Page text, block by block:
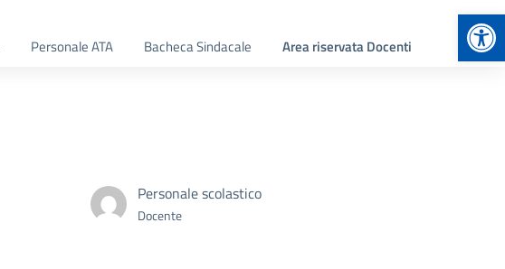
Personale ATA Bacheca Sindacale Area riservata Docenti
Personale scolastico
Docente